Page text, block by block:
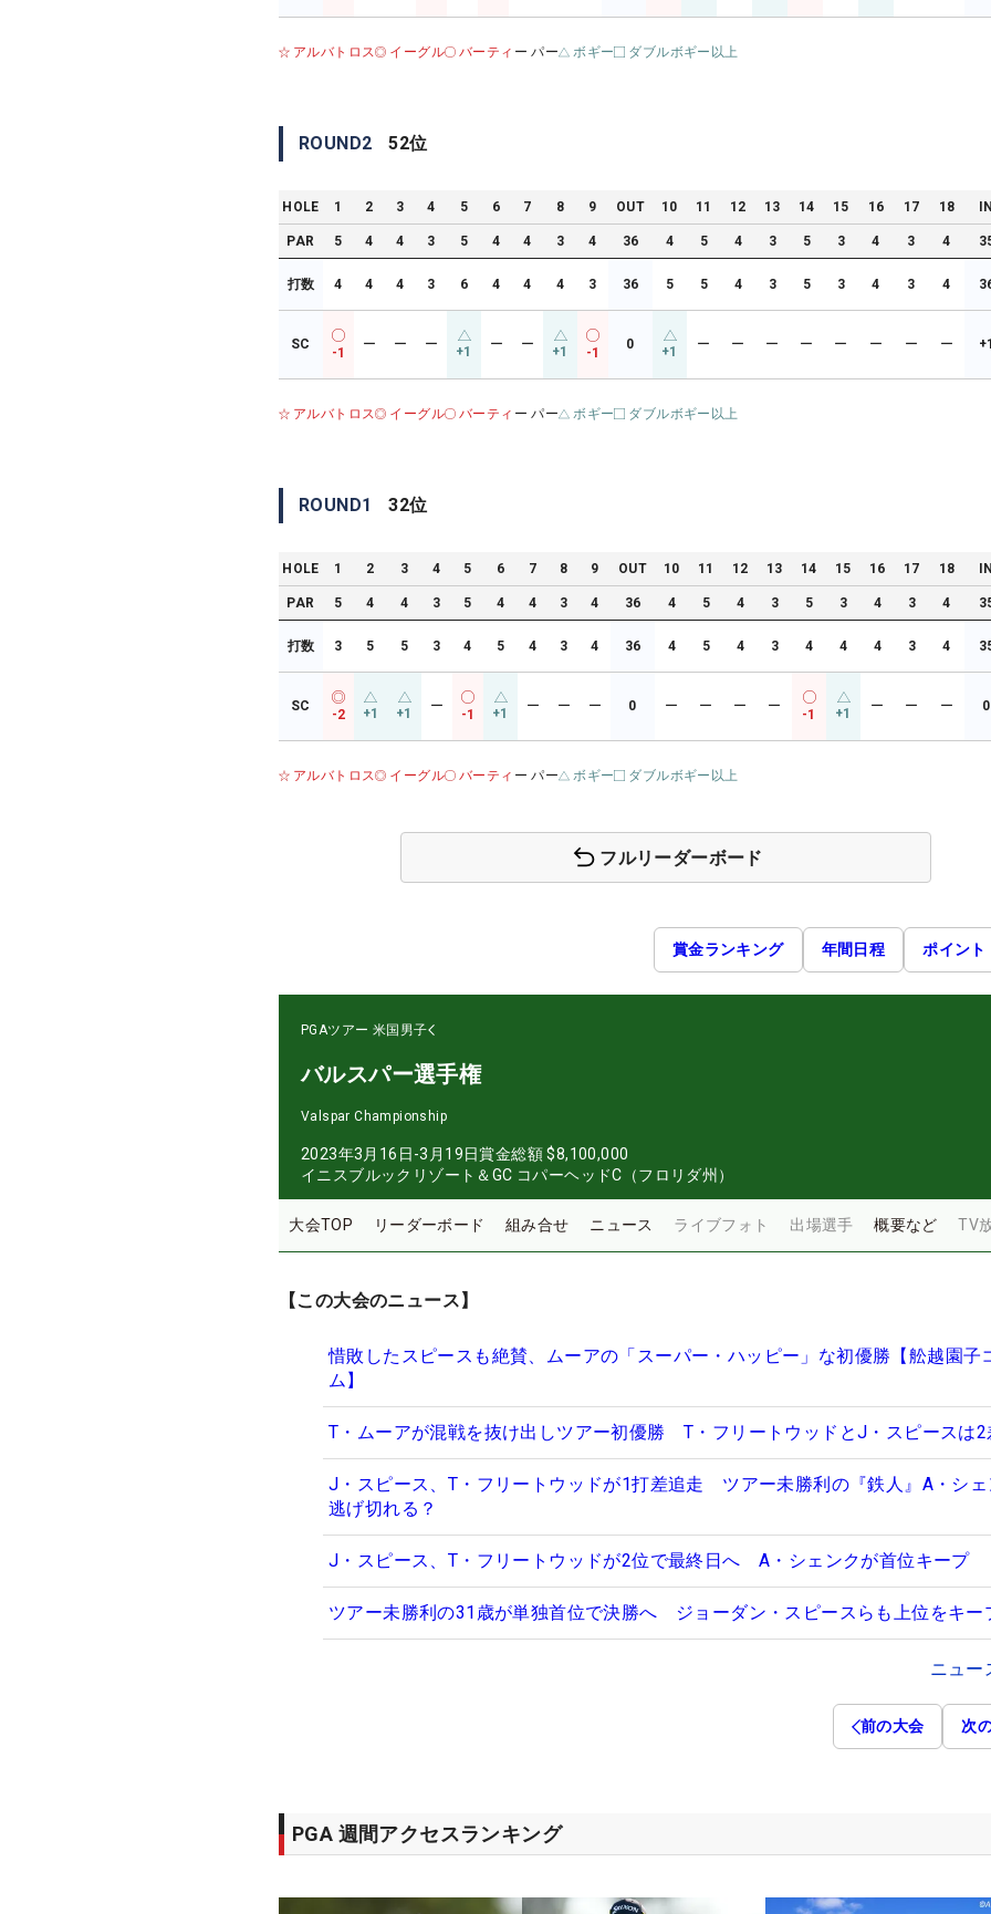
アルバトロス イーグル バーティ ー パー ボギー ダブルボギー以上
ROUND2 52位
HOLE 1 2 3 4 5 6 7 8 9 OUT 10 11 12 13 14 15 16 17 18
PAR 5 4 4 3 5 4 4 3 4 36 4 5 4 3 5 3 4 3 4
打数 4 4 4 3 6 4 4 4 3 36 5 5 4 3 5 3 4 3 4
SC
-1
ー ー ー +1 ー ー +1 -1
0 +1 ー ー ー ー ー ー ー ー
アルバトロス イーグル バーティ ー パー ボギー ダブルボギー以上
ROUND1 32位
HOLE 1 2 3 4 5 6 7 8 9 OUT 10 11 12 13 14 15 16 17 18
PAR 5 4 4 3 5 4 4 3 4 36 4 5 4 3 5 3 4 3 4
打数 3 5 5 3 4 5 4 3 4 36 4 5 4 3 4 4 4 3 4
SC
-2 +1 +1 ー
-1 +1 ー ー ー 0 ー ー ー ー
-1 +1 ー ー ー 0
アルバトロス イーグル バーティ ー パー ボギー ダブルボギー以上
フルリーダーボード
賞金ランキング 年間日程 ポイント
PGAツアー 米国男子
バルスパー選手権
Valspar Championship
2023年3月16日-3月19日賞金総額 $8,100,000
イニスブルックリゾート＆GC コパーヘッドC（フロリダ州）
大会TOP リーダーボード 組み合せ ニュース ライブフォト 出場選手 概要など TV
【この大会のニュース】
惜敗したスピースも絶賛、ムーアの「スーパー・ハッピー」な初優勝【舩越園子
ム】
T・ムーアが混戦を抜け出しツアー初優勝 T・フリートウッドとJ・スピースは2
J・スピース、T・フリートウッドが1打差追走 ツアー未勝利の『鉄人』A・シ
逃げ切れる？
J・スピース、T・フリートウッドが2位で最終日へ A・シェンクが首位キープ
ツアー未勝利の31歳が単独首位で決勝へ ジョーダン・スピースらも上位をキー
ニュー
前の大会 次
PGA 週間アクセスランキング